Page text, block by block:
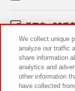
スマホ・PCで
イベント・キャ
We collect unique
analyze our traffic
share information
analytics and
other information
have collected